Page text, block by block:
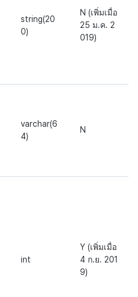
string(20
0)
N (เพิ่มเมื่อ
25 ม.ค. 2
019)
varchar(6
4)
N
int
Y (เพิ่มเมื่อ
4 ก.ย. 201
9)